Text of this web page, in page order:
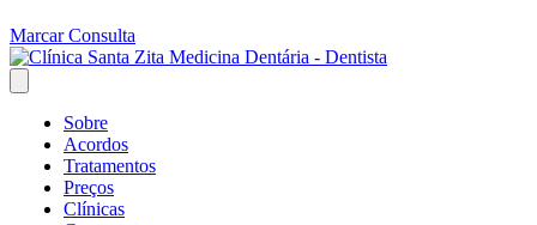
Marcar Consulta
Sobre
Acordos
Tratamentos
Preços
Clínicas